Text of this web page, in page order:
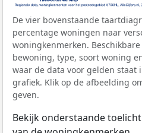
De vier bovenstaande
percentage woningen naar
woningkenmerken.
bewoning, type, soort woning
waar de data voor gelden staat
grafiek. Klik op de afbeelding
geven.
Bekijk onderstaande